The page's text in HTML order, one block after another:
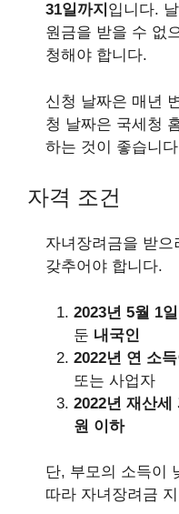
31일까지 입니다.
원금을 받을 수 없
청해야 합니다.
신청 날짜은 매년
청 날짜은 국세청
하는 것이 좋습니
자격 조건
자녀장려금을 받
갖추어야 합니다.
2023년 5월 1
둔 내국인
2022년 연 소
또는 사업자
2022년 재산세
원 이하
단, 부모의 소득이
따라 자녀장려금